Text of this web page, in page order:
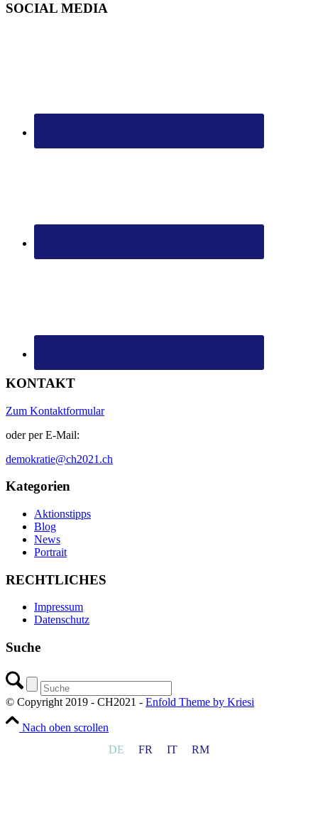
SOCIAL MEDIA
KONTAKT
Zum Kontaktformular
oder per E-Mail:
demokratie@ch2021.ch
Kategorien
Aktionstipps
Blog
News
Portrait
RECHTLICHES
Impressum
Datenschutz
Suche
© Copyright 2019 - CH2021 - Enfold Theme by Kriesi
Nach oben scrollen
DE
FR IT RM